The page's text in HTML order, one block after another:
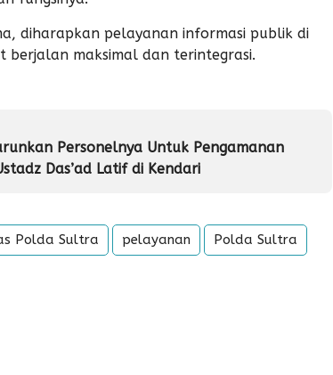
diharapkan pelayanan informasi publik di
maksimal dan terintegrasi.
Personelnya Untuk Pengamanan
Das’ad Latif di Kendari
Polda Sultra pelayanan Polda Sultra